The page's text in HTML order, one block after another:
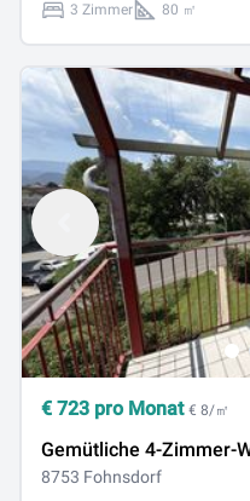
3 Zimmer 80 ㎡
€ 723 pro Monat € 8/㎡
Gemütliche 4-Zimmer-
8753 Fohnsdorf